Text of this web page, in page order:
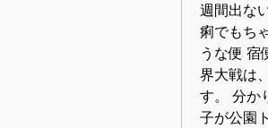
週間出な
痢でもち
うな便 宿
界大戦は
す。 分か
子が公園